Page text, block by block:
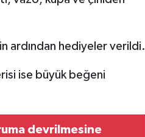
ardından hediyeler verildi.
ise büyük beğeni
devrilmesine